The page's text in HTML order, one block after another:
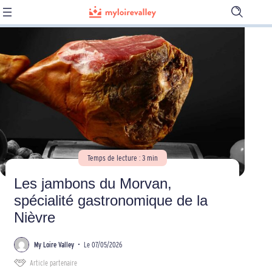
Ouvrir
la
Temps de lecture : 3 min
Les jambons du Morvan,
spécialité gastronomique de la
Nièvre
My Loire Valley • Le 07/05/2026
Article partenaire